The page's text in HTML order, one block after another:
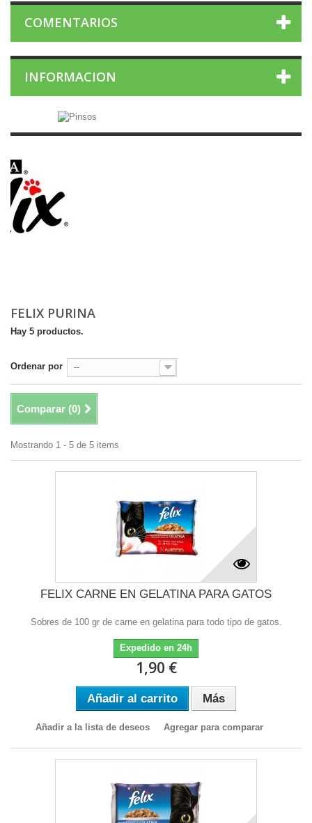
COMENTARIOS
INFORMACION
FELIX PURINA
Hay 5 productos.
Ordenar por --
Comparar (0)
Mostrando 1 - 5 de 5 items
FELIX CARNE EN GELATINA PARA GATOS
Sobres de 100 gr de carne en gelatina para todo tipo de gatos.
Expedido en 24h
1,90 €
Añadir al carrito Más
Añadir a la lista de deseos Agregar para comparar